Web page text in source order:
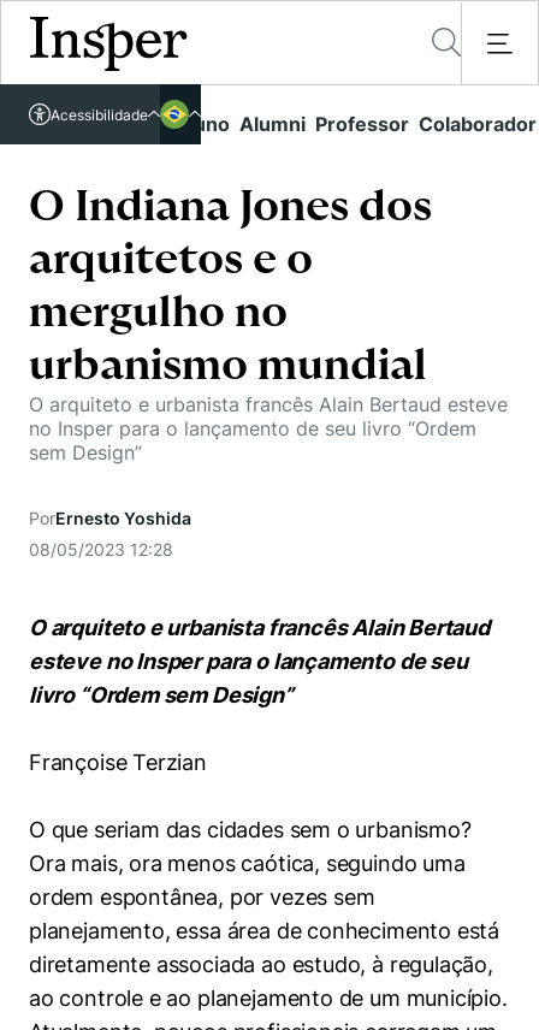
Links rápidos Aluno Alumni Professor Colaborador
Acessibilidade
Acessível em libras
Vestibular
Graduação
Todas as Engenharias
Engenharia Mecânica
Engenharia Mecatrônica
Direito
Economia
Finanças
Educação Executiva
Busca por Áreas de Conhecimento
Quem Somos
O Insper
Campus
Internacional
Student Life
Núcleo de Carreiras
Como funciona
Resolução Eficaz de Problemas
Oportunidade de Negócios
Women in Action
Sala de Imprensa
Comunidade Transforme
Missão
Projetos Sociais
Lista de doadores
Pesquisa
Pesquisa no Insper
Centros de Conhecimento
Centro de Dados e IA
Repositório Institucional
Pesquisa na Graduação
Comitê de Ética em Pesquisa
Conteúdos
Carreiras e Cursos
Youtube
Instagram
Unidades Acadêmicas
Engenharia e Ciência da Computação
Busca por docentes
Prêmios de Excelência
Ensino e aprendizagem
Fale Conosco
Atendimento
Visite o Insper
Ouvidoria
O Indiana Jones dos
arquitetos e o
mergulho no
urbanismo mundial
O arquiteto e urbanista francês Alain Bertaud esteve
no Insper para o lançamento de seu livro “Ordem
sem Design”
PorErnesto Yoshida
08/05/2023 12:28
O arquiteto e urbanista francês Alain Bertaud
esteve no Insper para o lançamento de seu
livro “Ordem sem Design”
Françoise Terzian
O que seriam das cidades sem o urbanismo?
Ora mais, ora menos caótica, seguindo uma
ordem espontânea, por vezes sem
planejamento, essa área de conhecimento está
diretamente associada ao estudo, à regulação,
ao controle e ao planejamento de um município.